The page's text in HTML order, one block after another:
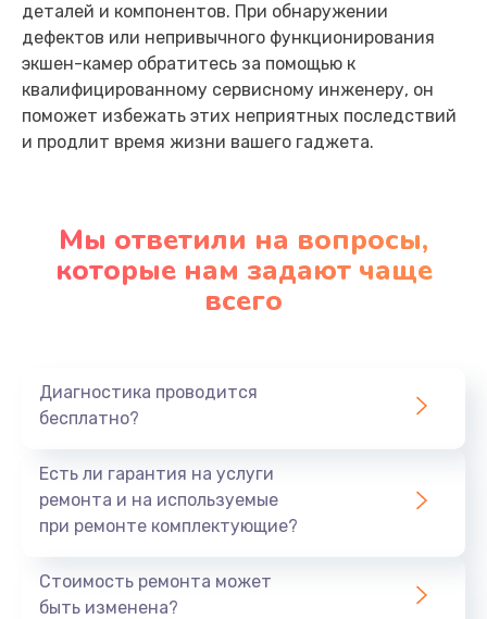
деталей и компонентов. При обнаружении
дефектов или непривычного функционирования
экшен-камер обратитесь за помощью к
квалифицированному сервисному инженеру, он
поможет избежать этих неприятных последствий
и продлит время жизни вашего гаджета.
Мы ответили на вопросы,
которые нам задают чаще
всего
Диагностика проводится
бесплатно?
Есть ли гарантия на услуги
ремонта и на используемые
при ремонте комплектующие?
Стоимость ремонта может
быть изменена?